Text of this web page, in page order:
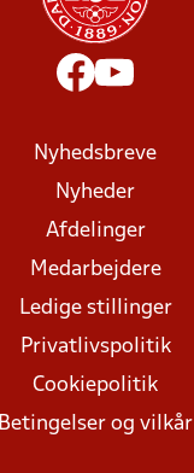
Nyhedsbreve
Nyheder
Afdelinger
Medarbejdere
Ledige stillinger
Privatlivspolitik
Cookiepolitik
Betingelser og vilkår